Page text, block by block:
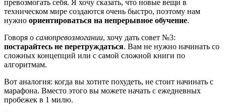
превозмогать себя. Я хочу сказать, что новые вещи в
техническом мире создаются очень быстро, поэтому нам
нужно ориентироваться на непрерывное обучение.
Говоря о самопревозмогании, хочу дать совет №3:
постарайтесь не перетруждаться. Вам не нужно начинать со
сложных концепций или с самой сложной книги по
алгоритмам.
Вот аналогия: когда вы хотите похудеть, не стоит начинать с
марафона. Вместо этого вы можете начать с ежедневных
пробежек в 1 милю.